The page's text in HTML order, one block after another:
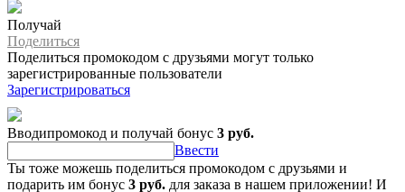
Получай
Поделиться
Поделиться промокодом с друзьями могут только
зарегистрированные пользователи
Зарегистрироваться
Вводипромокод и получай бонус 3 руб.
Ввести
Ты тоже можешь поделиться промокодом с друзьями и
подарить им бонус 3 руб. для заказа в нашем приложении! И